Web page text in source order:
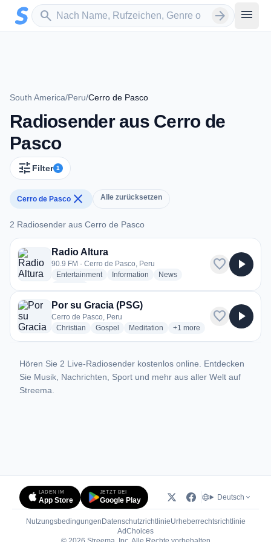
Zum Hauptinhalt springen
search
Sender suchen arrow_forward menu
South America/Peru/Cerro de Pasco
Radiosender aus Cerro de
Pasco
tune Filter 1
Cerro de Pasco close Alle zurücksetzen
2 Radiosender aus Cerro de Pasco
2 Radiosender aus Cerro de Pasco
Radio Altura
90.9 FM · Cerro de Pasco, Peru
Entertainmentradio stations
Information radio stations
Newsradio stations
favorite play_arrow
Por su Gracia (PSG)
Cerro de Pasco, Peru
Christian radio stations
Gospel radio stations
Meditation radio stations
+1 more genres for Por su
more
favorite play_arrow
Hören Sie 2 Live-Radiosender kostenlos online. Entdecken
Sie Musik, Nachrichten, Sport und mehr aus aller Welt auf
Streema.
LADEN IM
App Store
JETZT BEI
Google Play Deutsch
Nutzungsbedingungen DatenschutzrichtlinieUrheberrechtsrichtlinie
AdChoices(öffnet in neuem Tab)